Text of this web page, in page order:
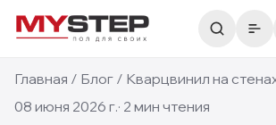
Главная / Блог / Кварцвинил на стенах и
08 июня 2026 г.· 2 мин чтения